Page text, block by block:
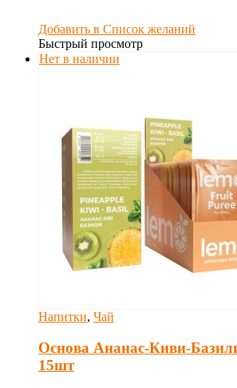
Добавить в Список желаний
Быстрый просмотр
Нет в наличии
Напитки, Чай
Основа Ананас-Киви-
15шт